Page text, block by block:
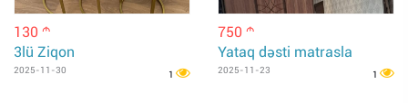
130 m
3lü Ziqon
2025-11-30 1
750 m
Yataq dəsti matrasla
2025-11-23 1